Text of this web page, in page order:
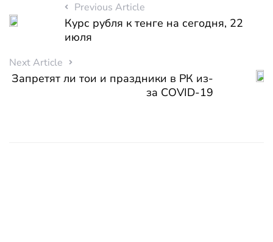
Previous Article
Курс рубля к тенге на сегодня, 22
июля
Next Article
Запретят ли тои и праздники в РК из-
за COVID-19